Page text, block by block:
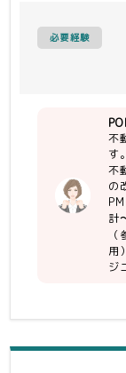
必要経験
不
す。
不
の
計
用
ジ